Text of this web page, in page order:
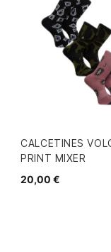
CALCETINES
PRINT MIXER
20,00 €